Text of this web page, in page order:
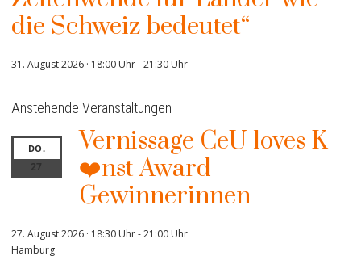
die Schweiz bedeutet“
31. August 2026 · 18:00 Uhr-21:30 Uhr
Anstehende Veranstaltungen
DO.
27
Vernissage CeU loves K
❤️nst Award
Gewinnerinnen
27. August 2026 · 18:30 Uhr-21:00 Uhr
Hamburg